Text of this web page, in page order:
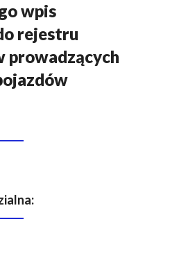
wpis
rejestru
prowadzących